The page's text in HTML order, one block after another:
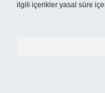
ilgili içerikler yasal süre